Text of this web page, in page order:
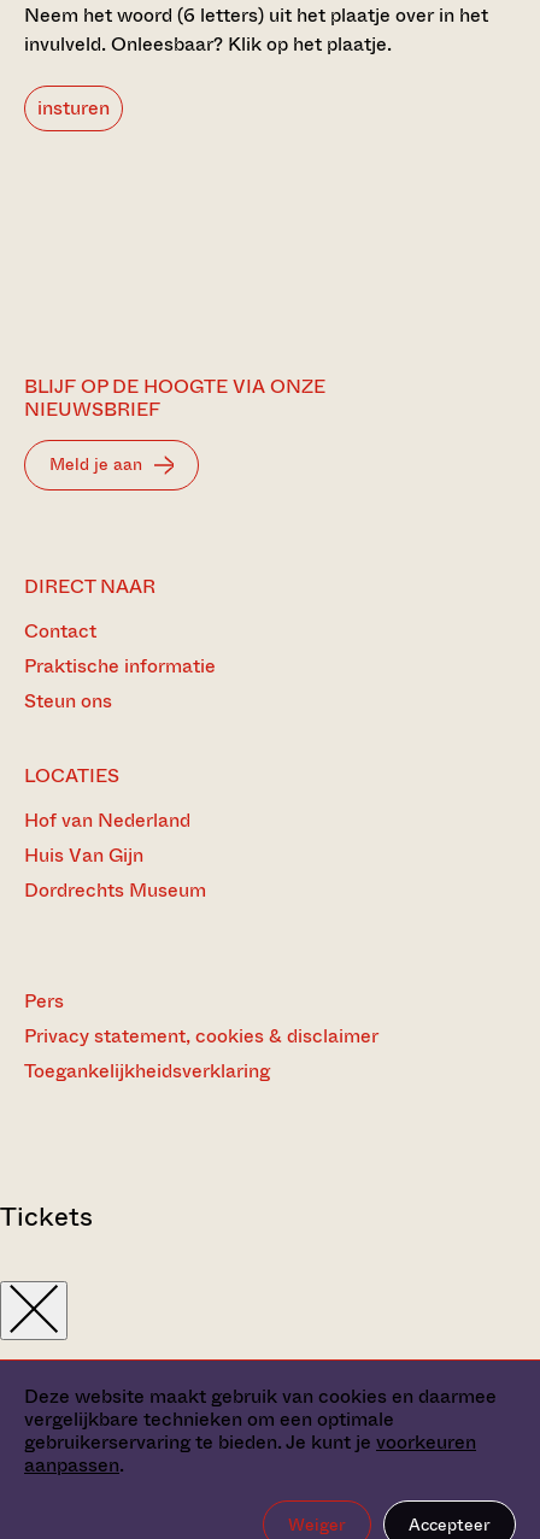
Deze website maakt gebruik van cookies en daarmee
vergelijkbare technieken om een optimale
gebruikerservaring te bieden. Je kunt je voorkeuren
aanpassen.
Weiger Accepteer
Neem het woord (6 letters) uit het plaatje over in het
invulveld.Onleesbaar? Klik op het plaatje.
insturen
BLIJF OP DE HOOGTE VIA ONZE
NIEUWSBRIEF
Meld je aan
DIRECT NAAR
Contact
Praktische informatie
Steun ons
LOCATIES
Hof van Nederland
Huis Van Gijn
Dordrechts Museum
Pers
Privacy statement, cookies & disclaimer
Toegankelijkheidsverklaring
Tickets